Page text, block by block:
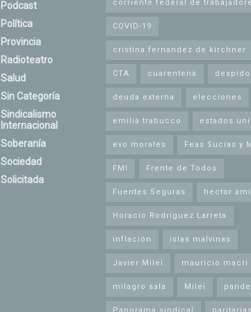
Podcast
Política
Provincia
Radioteatro
Salud
Sin Categoría
Sindicalismo
Internacional
Soberanía
Sociedad
Solicitada
corriente federal de
COVID-19
cristina fernandez de kirchner
CTA cuarentena
deuda externa elecciones
emilia trabucco estados
evo morales Feas Sucias y
FMI Frente de Todos
Fuentes Seguras hector
Horacio Rodríguez Larreta
inflación islas malvinas
Javier Milei mauricio macri
milagro sala Milei
Panorama sindical paritarias